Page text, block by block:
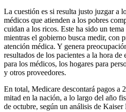
La cuestión es si resulta justo juzgar a
médicos que atienden a los pobres
cuidan a los ricos. Este ha sido un
mientras el gobierno busca medir, con
atención médica. Y genera
resultados de los pacientes a la hora de
para los médicos, los hogares para
y otros proveedores.
En total, Medicare descontará pagos a
mitad en la nación, a lo largo del año
de octubre, según un análisis de